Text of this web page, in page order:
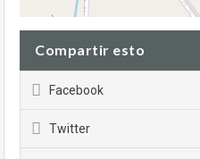
Compartir esto
Facebook
Twitter